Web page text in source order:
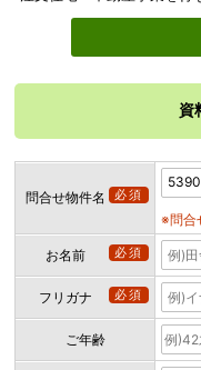
資
問合せ物件名 必須
※問合
お名前 必須
フリガナ 必須
ご年齢